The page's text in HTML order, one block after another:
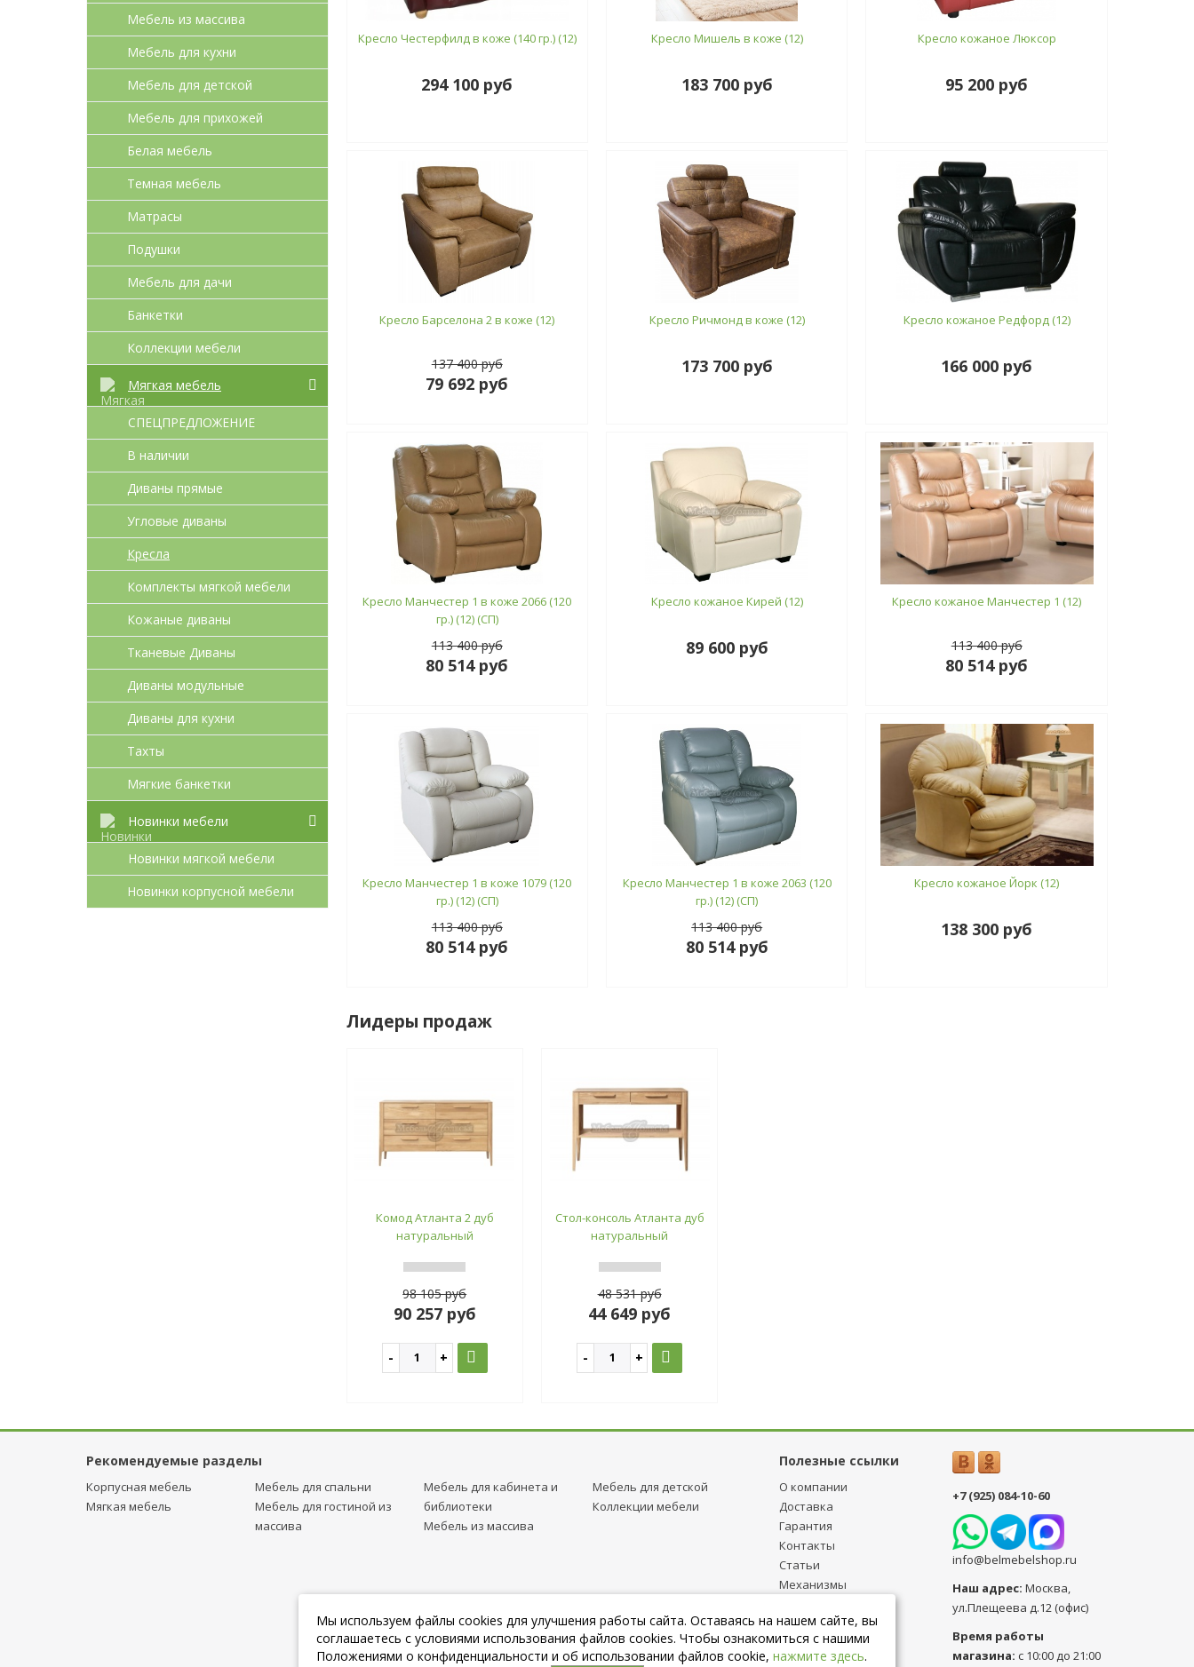
Мебель из массива
Мебель для кухни
Мебель для детcкой
Мебель для прихожей
Белая мебель
Темная мебель
Матрасы
Подушки
Мебель для дачи
Банкетки
Коллекции мебели
Мягкая мебель
СПЕЦПРЕДЛОЖЕНИЕ
В наличии
Диваны прямые
Угловые диваны
Кресла
Комплекты мягкой мебели
Кожаные диваны
Тканевые Диваны
Диваны модульные
Диваны для кухни
Тахты
Мягкие банкетки
Новинки мебели
Новинки мягкой мебели
Новинки корпусной мебели
Кресло Честерфилд в коже (140 гр.) (12)
294 100 руб
Кресло Мишель в коже (12)
183 700 руб
Кресло кожаное Люксор
95 200 руб
Кресло Барселона 2 в коже (12)
137 400 руб
79 692 руб
Кресло Ричмонд в коже (12)
173 700 руб
Кресло кожаное Редфорд (12)
166 000 руб
Кресло Манчестер 1 в коже 2066 (120
гр.) (12) (СП)
113 400 руб
80 514 руб
Кресло кожаное Кирей (12)
89 600 руб
Кресло кожаное Манчестер 1 (12)
113 400 руб
80 514 руб
Кресло Манчестер 1 в коже 1079 (120
гр.) (12) (СП)
113 400 руб
80 514 руб
Кресло Манчестер 1 в коже 2063 (120
гр.) (12) (СП)
113 400 руб
80 514 руб
Кресло кожаное Йорк (12)
138 300 руб
Лидеры продаж
Комод Атланта 2 дуб
натуральный
98 105 руб
90 257 руб
Стол-консоль Атланта дуб
натуральный
48 531 руб
44 649 руб
Рекомендуемые разделы Полезные ссылки
Корпусная мебель
Мягкая мебель
Мебель для спальни
Мебель для гостиной из
массива
Мебель для кабинета и
библиотеки
Мебель из массива
Мебель для детcкой
Коллекции мебели
О компании
Доставка
Гарантия
Контакты
Статьи
Механизмы
Публичная оферта
+7 (925) 084-10-60
info@belmebelshop.ru
Наш адрес: Москва,
ул.Плещеева д.12 (офис)
Время работы
магазина: с 10:00 до 21:00
Мы используем файлы cookies для улучшения работы сайта. Оставаясь на нашем сайте, вы
соглашаетесь с условиями использования файлов cookies. Чтобы ознакомиться с нашими
Положениями о конфиденциальности и об использовании файлов cookie, нажмите здесь.